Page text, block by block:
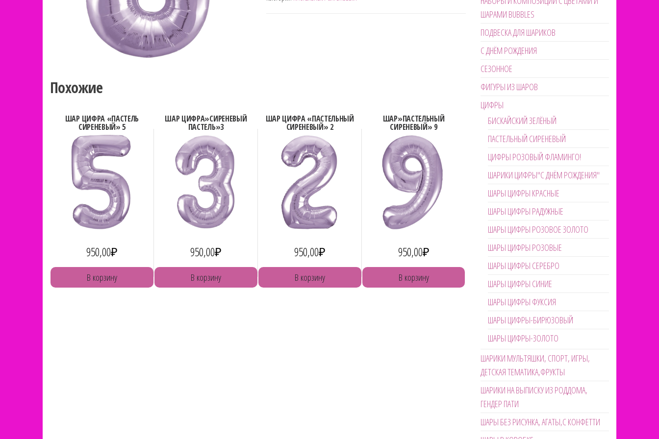
Похожие
ШАР ЦИФРА «ПАСТЕЛЬ
СИРЕНЕВЫЙ» 5
950,00₽
В корзину
ШАР ЦИФРА»СИРЕНЕВЫЙ
ПАСТЕЛЬ»3
950,00₽
В корзину
ШАР ЦИФРА «ПАСТЕЛЬНЫЙ
СИРЕНЕВЫЙ» 2
950,00₽
В корзину
ШАР»ПАСТЕЛЬНЫЙ
СИРЕНЕВЫЙ» 9
950,00₽
В корзину
ШАРАМИ BUBBLES
ПОДВЕСКА ДЛЯ ШАРИКОВ
С ДНЁМ РОЖДЕНИЯ
СЕЗОННОЕ
ФИГУРЫ ИЗ ШАРОВ
ЦИФРЫ
БИСКАЙСКИЙ ЗЕЛЁНЫЙ
ПАСТЕЛЬНЫЙ СИРЕНЕВЫЙ
ЦИФРЫ РОЗОВЫЙ ФЛАМИНГО!
ШАРИКИ ЦИФРЫ"С ДНЁМ РОЖДЕНИЯ"
ШАРЫ ЦИФРЫ КРАСНЫЕ
ШАРЫ ЦИФРЫ РАДУЖНЫЕ
ШАРЫ ЦИФРЫ РОЗОВОЕ ЗОЛОТО
ШАРЫ ЦИФРЫ РОЗОВЫЕ
ШАРЫ ЦИФРЫ СЕРЕБРО
ШАРЫ ЦИФРЫ СИНИЕ
ШАРЫ ЦИФРЫ ФУКСИЯ
ШАРЫ ЦИФРЫ-БИРЮЗОВЫЙ
ШАРЫ ЦИФРЫ-ЗОЛОТО
ШАРИКИ МУЛЬТЯШКИ, СПОРТ, ИГРЫ,
ДЕТСКАЯ ТЕМАТИКА,ФРУКТЫ
ШАРИКИ НА ВЫПИСКУ ИЗ РОДДОМА,
ГЕНДЕР ПАТИ
ШАРЫ БЕЗ РИСУНКА, АГАТЫ,С КОНФЕТТИ